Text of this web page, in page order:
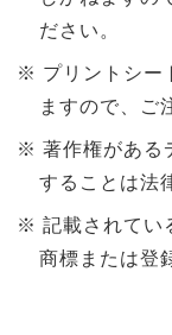
ださい。
プリントシー
ますので、ご
著作権がある
することは法
記載されてい
商標または登